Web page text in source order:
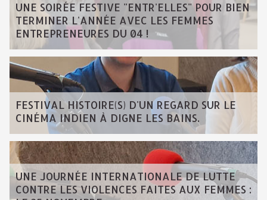
UNE SOIRÉE FESTIVE "ENTR'ELLES" POUR BIEN
TERMINER L'ANNÉE AVEC LES FEMMES
ENTREPRENEURES DU 04 !
FESTIVAL HISTOIRE(S) D'UN REGARD SUR LE
CINÉMA INDIEN À DIGNE LES BAINS.
UNE JOURNÉE INTERNATIONALE DE LUTTE
CONTRE LES VIOLENCES FAITES AUX FEMMES :